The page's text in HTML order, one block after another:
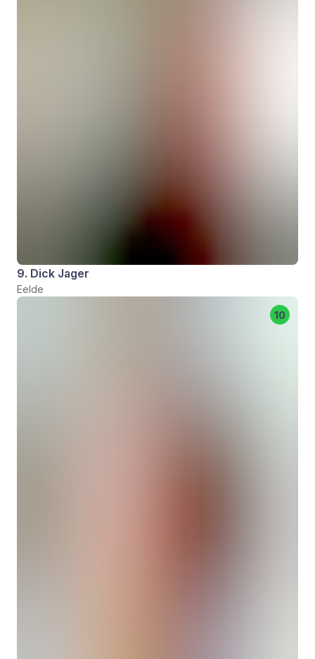
9. Dick Jager
Eelde
10